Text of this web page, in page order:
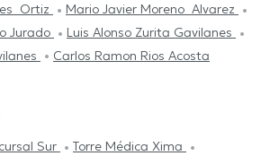
Ortiz
Mario Javier Moreno Alvarez
Jurado
Luis Alonso Zurita Gavilanes
Carlos Ramon Rios Acosta
Sur
Torre Médica Xima